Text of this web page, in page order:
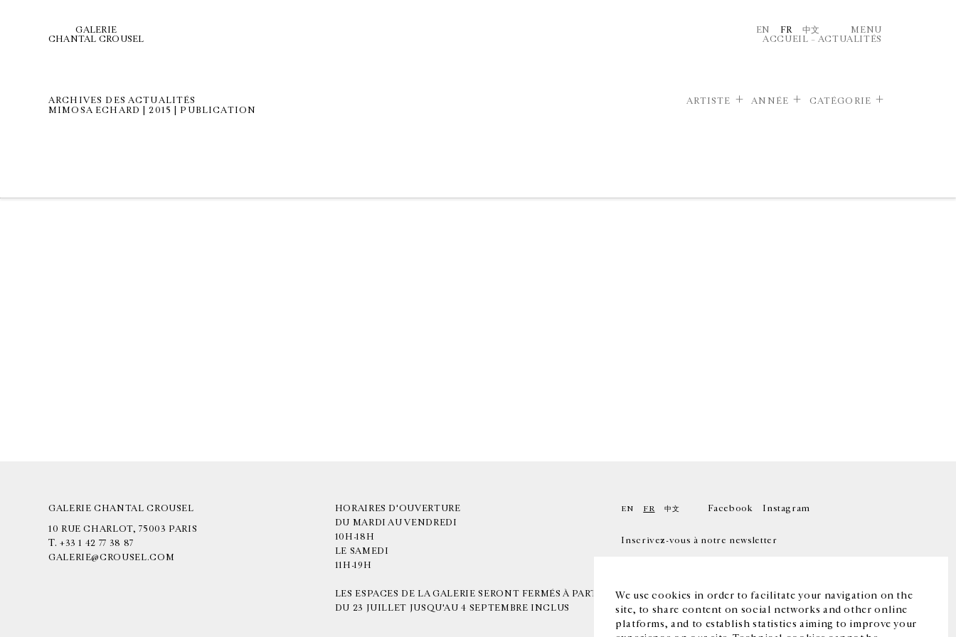
We use cookies in order to facilitate your navigation on the
site, to share content on social networks and other online
platforms, and to establish statistics aiming to improve your
GALERIE
CHANTAL CROUSEL
EN FR 中文
MENU
ACCUEIL – ACTUALITÉS
ARCHIVES DES ACTUALITÉS
MIMOSA ECHARD | 2015 | PUBLICATION
ARTISTE ANNÉE CATÉGORIE
GALERIE CHANTAL CROUSEL
10 RUE CHARLOT, 75003 PARIS
T. +33 1 42 77 38 87
GALERIE@CROUSEL.COM
HORAIRES D'OUVERTURE
DU MARDI AU VENDREDI
10H-18H
LE SAMEDI
11H-19H
LES ESPACES DE LA GALERIE SERONT FERMÉS À PARTIR
DU 23 JUILLET JUSQU'AU 4 SEPTEMBRE INCLUS
EN FR 中文 Facebook Instagram
Inscrivez-vous à notre newsletter